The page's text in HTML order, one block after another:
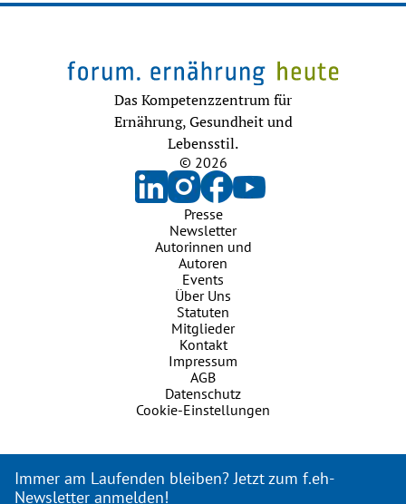
Das Kompetenzzentrum für
Ernährung, Gesundheit und
Lebensstil.
© 2026
Presse
Newsletter
Autorinnen und
Autoren
Events
Über Uns
Statuten
Mitglieder
Kontakt
Impressum
AGB
Datenschutz
Cookie-Einstellungen
Immer am Laufenden bleiben? Jetzt zum f.eh-
Newsletter anmelden!